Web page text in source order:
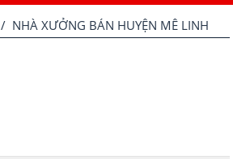
/ NHÀ XƯỞNG BÁN HUYỆN MÊ LINH